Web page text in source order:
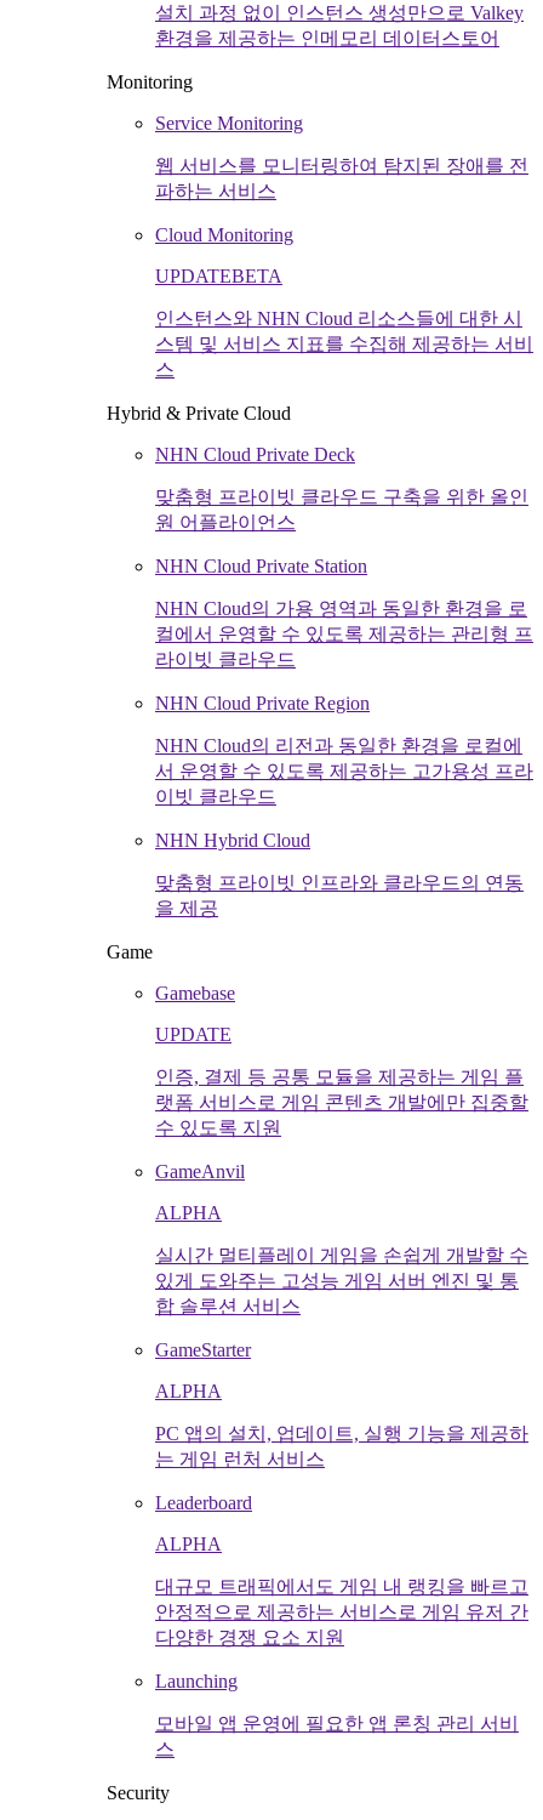
설치 과정 없이 인스턴스 생성만으로 Valkey
환경을 제공하는 인메모리 데이터스토어
Monitoring
Service Monitoring
웹 서비스를 모니터링하여 탐지된 장애를 전
파하는 서비스
Cloud Monitoring
UPDATEBETA
인스턴스와 NHN Cloud 리소스들에 대한 시
스템 및 서비스 지표를 수집해 제공하는 서비
스
Hybrid & Private Cloud
NHN Cloud Private Deck
맞춤형 프라이빗 클라우드 구축을 위한 올인
원 어플라이언스
NHN Cloud Private Station
NHN Cloud의 가용 영역과 동일한 환경을 로
컬에서 운영할 수 있도록 제공하는 관리형 프
라이빗 클라우드
NHN Cloud Private Region
NHN Cloud의 리전과 동일한 환경을 로컬에
서 운영할 수 있도록 제공하는 고가용성 프라
이빗 클라우드
NHN Hybrid Cloud
맞춤형 프라이빗 인프라와 클라우드의 연동
을 제공
Game
Gamebase
UPDATE
인증, 결제 등 공통 모듈을 제공하는 게임 플
랫폼 서비스로 게임 콘텐츠 개발에만 집중할
수 있도록 지원
GameAnvil
ALPHA
실시간 멀티플레이 게임을 손쉽게 개발할 수
있게 도와주는 고성능 게임 서버 엔진 및 통
합 솔루션 서비스
GameStarter
ALPHA
PC 앱의 설치, 업데이트, 실행 기능을 제공하
는 게임 런처 서비스
Leaderboard
ALPHA
대규모 트래픽에서도 게임 내 랭킹을 빠르고
안정적으로 제공하는 서비스로 게임 유저 간
다양한 경쟁 요소 지원
Launching
모바일 앱 운영에 필요한 앱 론칭 관리 서비
스
Security